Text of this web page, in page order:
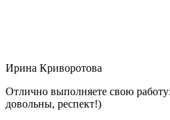
Ирина Криворотова
Отлично выполняете свою
довольны, респект!)